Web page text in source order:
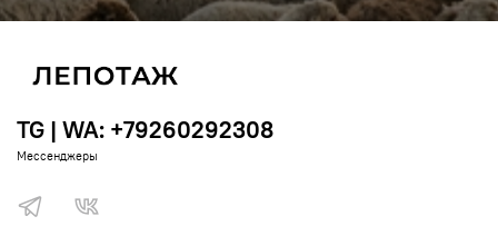
TG | WA: +79260292308
Мессенджеры